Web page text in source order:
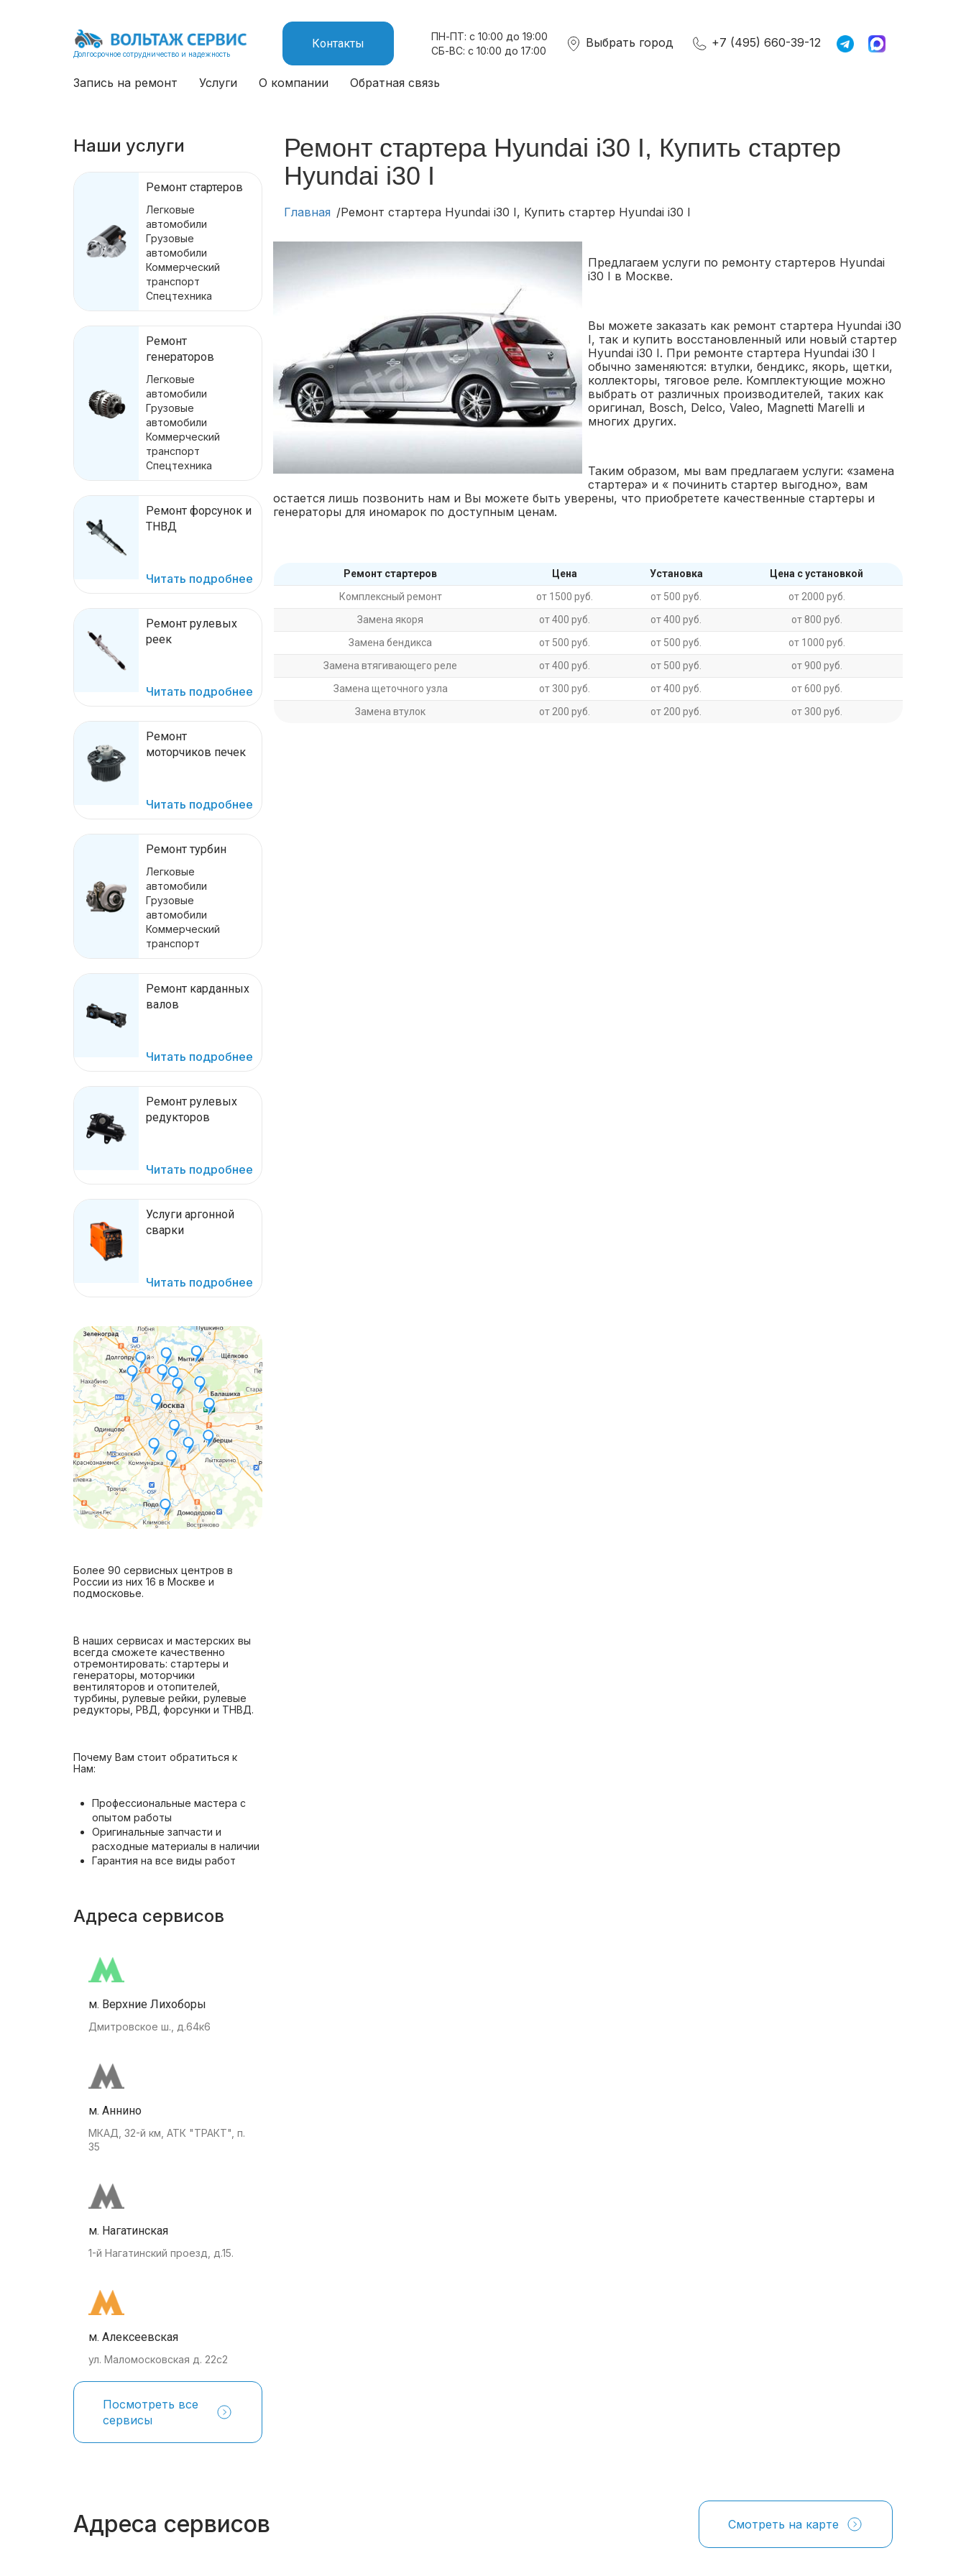
Долгосрочное сотрудничество и надежность
Запись на ремонт Услуги О компании Обратная связь
Контакты
ПН-ПТ: с 10:00 до 19:00
СБ-ВС: с 10:00 до 17:00
Выбрать город +7 (495) 660-39-12
Наши услуги
Ремонт стартеров
Легковые
автомобили
Грузовые
автомобили
Коммерческий
транспорт
Спецтехника
Ремонт
генераторов
Легковые
автомобили
Грузовые
автомобили
Коммерческий
транспорт
Спецтехника
Ремонт форсунок и
ТНВД
Читать подробнее
Ремонт рулевых
реек
Читать подробнее
Ремонт
моторчиков печек
Читать подробнее
Ремонт турбин
Легковые
автомобили
Грузовые
автомобили
Коммерческий
транспорт
Ремонт карданных
валов
Читать подробнее
Ремонт рулевых
редукторов
Читать подробнее
Услуги аргонной
сварки
Читать подробнее
Более 90 сервисных центров в
России из них 16 в Москве и
подмосковье.
В наших сервисах и мастерских вы
всегда сможете качественно
отремонтировать: стартеры и
генераторы, моторчики
вентиляторов и отопителей,
турбины, рулевые рейки, рулевые
редукторы, РВД, форсунки и ТНВД.
Почему Вам стоит обратиться к
Нам:
Профессиональные мастера с
опытом работы
Оригинальные запчасти и
расходные материалы в наличии
Гарантия на все виды работ
Адреса сервисов
м. Верхние Лихоборы
Дмитровское ш., д.64к6
м. Аннино
МКАД, 32-й км, АТК "ТРАКТ", п.
35
м. Нагатинская
1-й Нагатинский проезд, д.15.
м. Алексеевская
ул. Маломосковская д. 22с2
Посмотреть все
сервисы
Ремонт стартера Hyundai i30 I, Купить стартер
Hyundai i30 I
Главная Ремонт стартера Hyundai i30 I, Купить стартер Hyundai i30 I
Предлагаем услуги по ремонту стартеров Hyundai
i30 I в Москве.
Вы можете заказать как ремонт стартера Hyundai i30
I, так и купить восстановленный или новый стартер
Hyundai i30 I. При ремонте стартера Hyundai i30 I
обычно заменяются: втулки, бендикс, якорь, щетки,
коллекторы, тяговое реле. Комплектующие можно
выбрать от различных производителей, таких как
оригинал, Bosch, Delco, Valeo, Magnetti Marelli и
многих других.
Таким образом, мы вам предлагаем услуги: «замена
стартера» и « починить стартер выгодно», вам
остается лишь позвонить нам и Вы можете быть уверены, что приобретете качественные стартеры и
генераторы для иномарок по доступным ценам.
Ремонт стартеров Цена Установка
Цена с установкой
Комплексный ремонт
от 1500 руб. от 500 руб.
от 2000 руб.
Замена якоря
от 400 руб. от 400 руб.
от 800 руб.
Замена бендикса
от 500 руб. от 500 руб.
от 1000 руб.
Замена втягивающего реле
от 400 руб. от 500 руб.
от 900 руб.
Замена щеточного узла
от 300 руб. от 400 руб.
от 600 руб.
Замена втулок
от 200 руб. от 200 руб. от 300 руб.
Адреса сервисов Смотреть на карте